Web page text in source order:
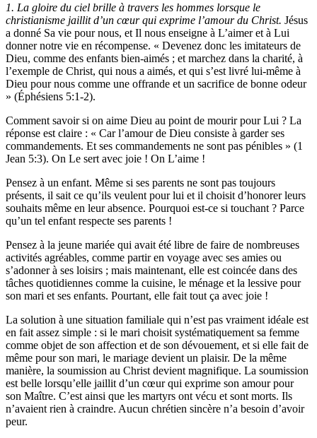
1. La gloire du ciel brille à travers les hommes lorsque le
christianisme jaillit d’un cœur qui exprime l’amour du Christ. Jésus
a donné Sa vie pour nous, et Il nous enseigne à L’aimer et à Lui
donner notre vie en récompense. « Devenez donc les imitateurs de
Dieu, comme des enfants bien-aimés ; et marchez dans la charité, à
l’exemple de Christ, qui nous a aimés, et qui s’est livré lui-même à
Dieu pour nous comme une offrande et un sacrifice de bonne odeur
» (Éphésiens 5:1-2).
Comment savoir si on aime Dieu au point de mourir pour Lui ? La
réponse est claire : « Car l’amour de Dieu consiste à garder ses
commandements. Et ses commandements ne sont pas pénibles » (1
Jean 5:3). On Le sert avec joie ! On L’aime !
Pensez à un enfant. Même si ses parents ne sont pas toujours
présents, il sait ce qu’ils veulent pour lui et il choisit d’honorer leurs
souhaits même en leur absence. Pourquoi est-ce si touchant ? Parce
qu’un tel enfant respecte ses parents !
Pensez à la jeune mariée qui avait été libre de faire de nombreuses
activités agréables, comme partir en voyage avec ses amies ou
s’adonner à ses loisirs ; mais maintenant, elle est coincée dans des
tâches quotidiennes comme la cuisine, le ménage et la lessive pour
son mari et ses enfants. Pourtant, elle fait tout ça avec joie !
La solution à une situation familiale qui n’est pas vraiment idéale est
en fait assez simple : si le mari choisit systématiquement sa femme
comme objet de son affection et de son dévouement, et si elle fait de
même pour son mari, le mariage devient un plaisir. De la même
manière, la soumission au Christ devient magnifique. La soumission
est belle lorsqu’elle jaillit d’un cœur qui exprime son amour pour
son Maître. C’est ainsi que les martyrs ont vécu et sont morts. Ils
n’avaient rien à craindre. Aucun chrétien sincère n’a besoin d’avoir
peur.